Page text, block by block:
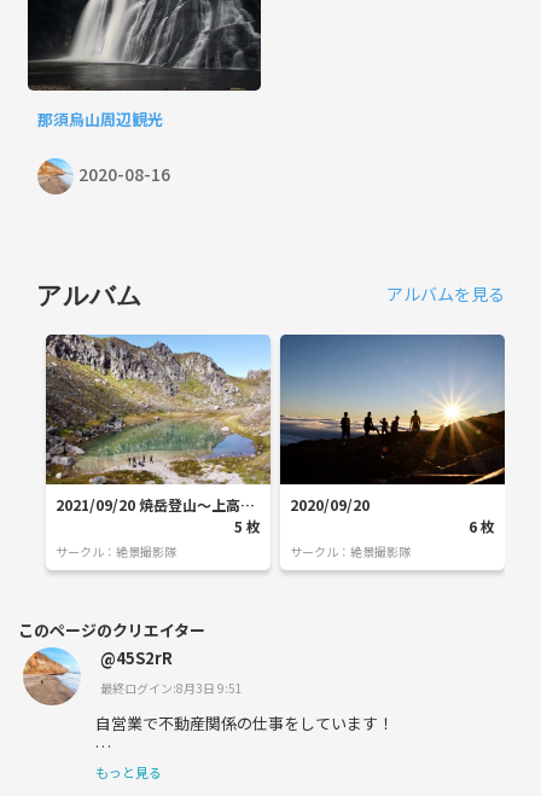
那須烏山周辺観光
2020-08-16
アルバム アルバムを見る
2021/09/20 焼岳登山〜上高地
5 枚
サークル： 絶景撮影隊
2020/09/20
6枚
サークル： 絶景撮影隊
このページのクリエイター
@45S2rR
最終ログイン:8月3日 9:51
自営業で不動産関係の仕事をしています！
カメラ・旅行好きです✈️
もっと見る